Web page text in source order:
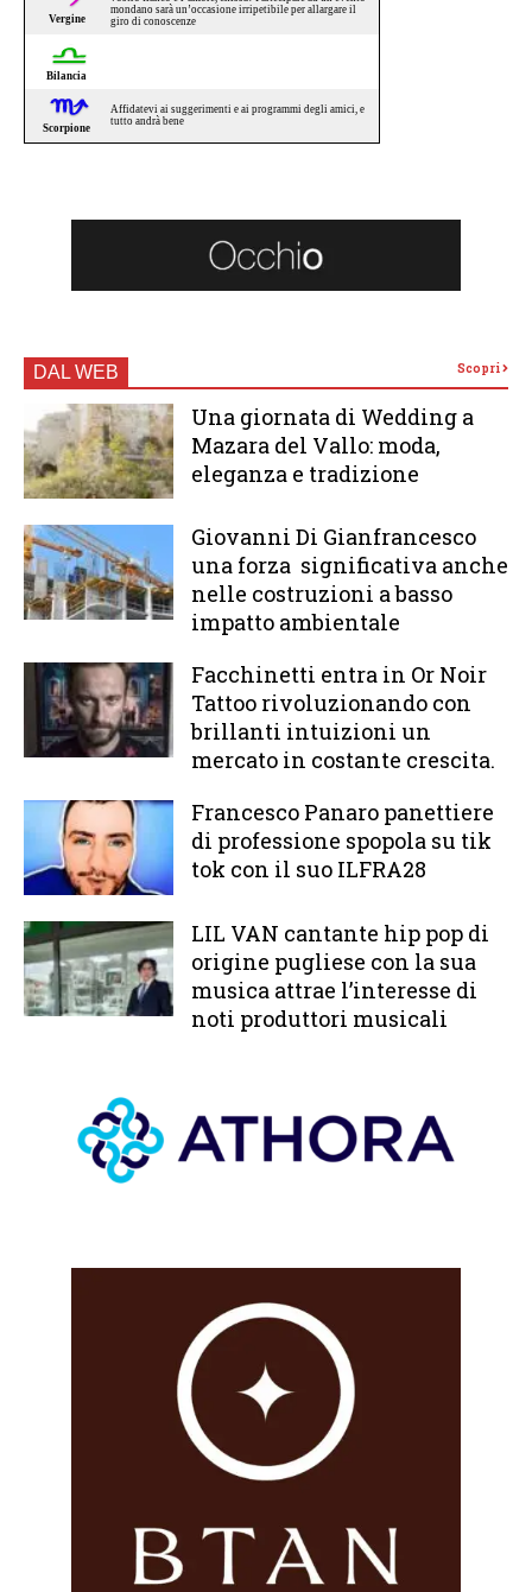
DAL WEB Scopri
Una giornata di Wedding a
Mazara del Vallo: moda,
eleganza e tradizione
Giovanni Di Gianfrancesco
una forza significativa anche
nelle costruzioni a basso
impatto ambientale
Facchinetti entra in Or Noir
Tattoo rivoluzionando con
brillanti intuizioni un
mercato in costante crescita.
Francesco Panaro panettiere
di professione spopola su tik
tok con il suo ILFRA28
LIL VAN cantante hip pop di
origine pugliese con la sua
musica attrae l’interesse di
noti produttori musicali